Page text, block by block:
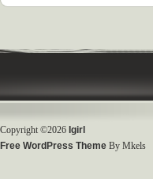
Copyright ©2026 Igirl
Free WordPress Theme By Mkels